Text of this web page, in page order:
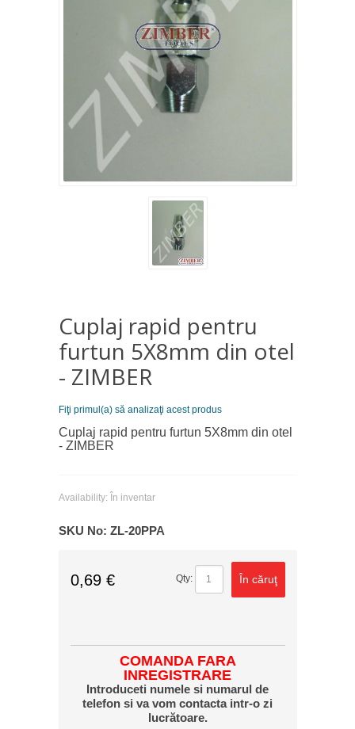
Cuplaj rapid pentru
furtun 5X8mm din otel
- ZIMBER
Fiţi primul(a) să analizaţi acest produs
Cuplaj rapid pentru furtun 5X8mm din otel
- ZIMBER
Availability: În inventar
SKU No: ZL-20PPA
0,69 € Qty: În căruţ
COMANDA FARA
INREGISTRARE
Introduceti numele si numarul de
telefon si va vom contacta intr-o zi
lucrătoare.